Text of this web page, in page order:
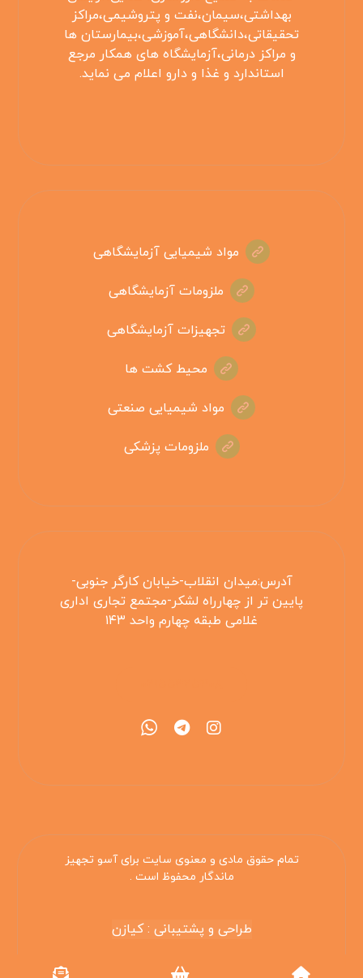
بهداشتی،سیمان،نفت و پتروشیمی،مراکز
تحقیقاتی،دانشگاهی،آموزشی،بیمارستان ها
و مراکز درمانی،آزمایشگاه های همکار مرجع
استاندارد و غذا و دارو اعلام می نماید.
مواد شیمیایی آزمایشگاهی
ملزومات آزمایشگاهی
تجهیزات آزمایشگاهی
محیط کشت ها
مواد شیمیایی صنعتی
ملزومات پزشکی
آدرس:میدان انقلاب-خیابان کارگر جنوبی-
پایین تر از چهارراه لشکر-مجتمع تجاری اداری
غلامی طبقه چهارم واحد ۱۴۳
تمام حقوق مادی و معنوی سایت برای آسو تجهیز
ماندگار محفوظ است .
طراحی و پشتیبانی : کیازن